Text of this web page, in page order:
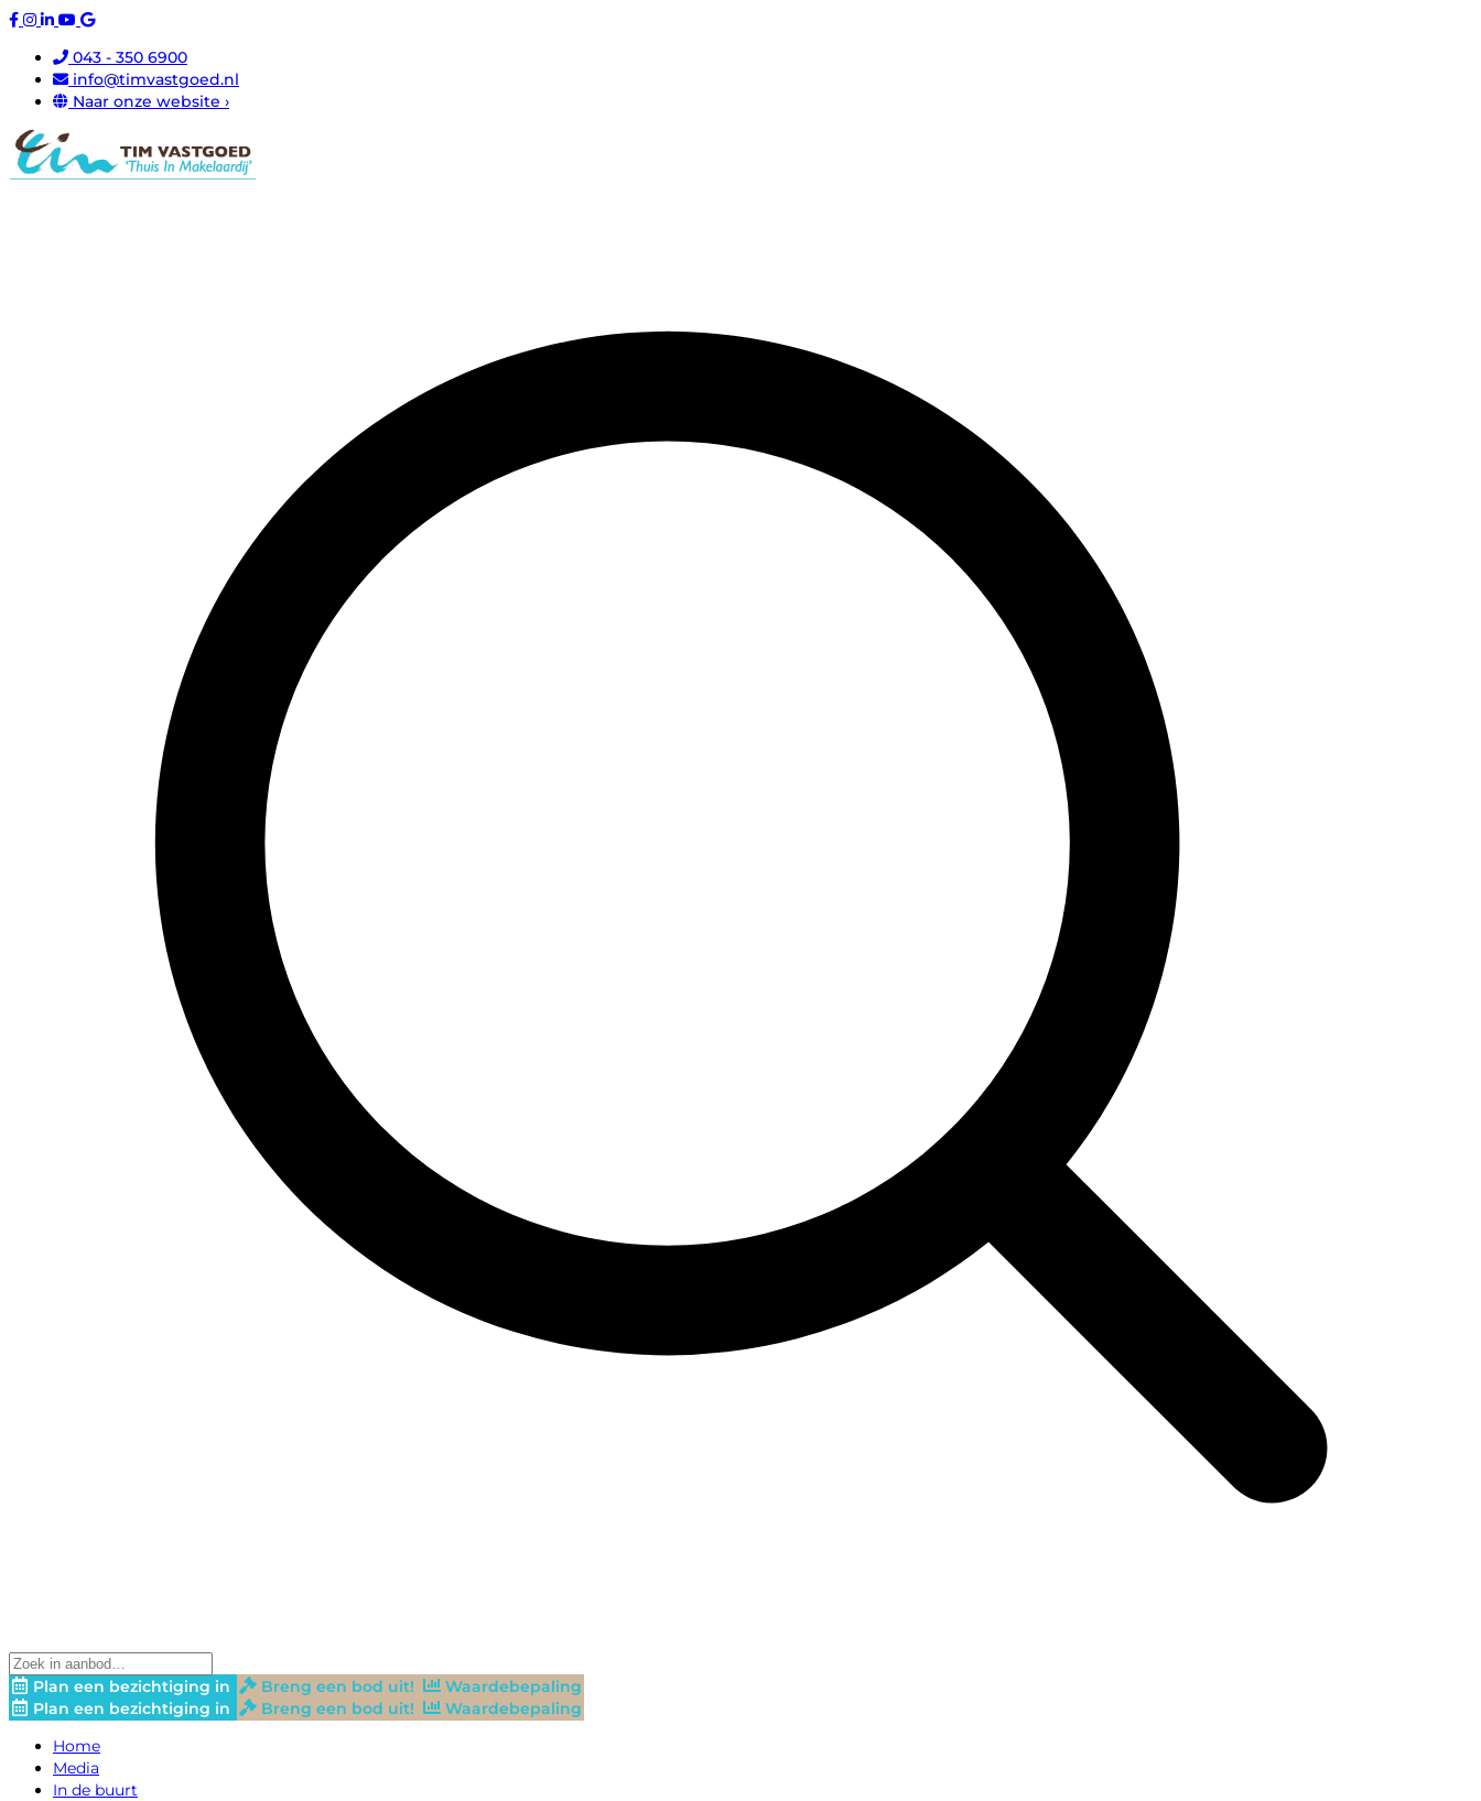
043 - 350 6900
info@timvastgoed.nl
Naar onze website ›
Plan een bezichtiging in Breng een bod uit!
Waardebepaling
Plan een bezichtiging in
Breng een bod uit!
Waardebepaling
Home
Media
In de buurt